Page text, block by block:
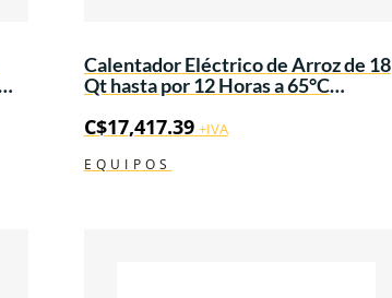
Calentador Eléctrico de Arroz de 18
Qt hasta por 12 Horas a 65°C
C$17,417.39 +IVA
EQUIPOS